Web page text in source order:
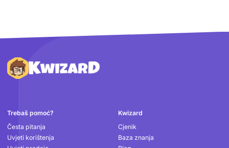
Podnožje
Trebaš pomoć?
Česta pitanja
Uvjeti korištenja
Kwizard
Cjenik
Baza znanja